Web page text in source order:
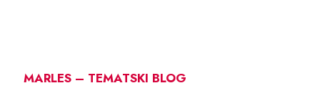
MARLES – TEMATSKI BLOG